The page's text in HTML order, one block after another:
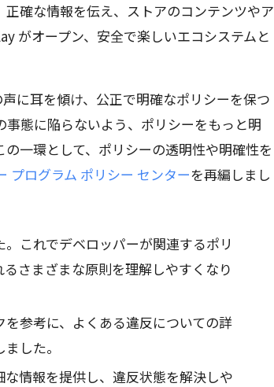
正確な情報を伝え、ストアのコンテンツやア
がオープン、安全で楽しいエコシステムと
に耳を傾け、公正で明確なポリシーを保つ
態に陥らないよう、ポリシーをもっと明
一環として、ポリシーの透明性や明確性を
プログラム ポリシー センターを再編しまし
これでデベロッパーが関連するポリ
さまざまな原則を理解しやすくなり
参考に、よくある違反についての詳
した。
情報を提供し、違反状態を解決しや